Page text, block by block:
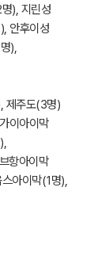
), 지린성
안후이성
),
제주도(3명)
이아이막
항아이막
아이막(1명),